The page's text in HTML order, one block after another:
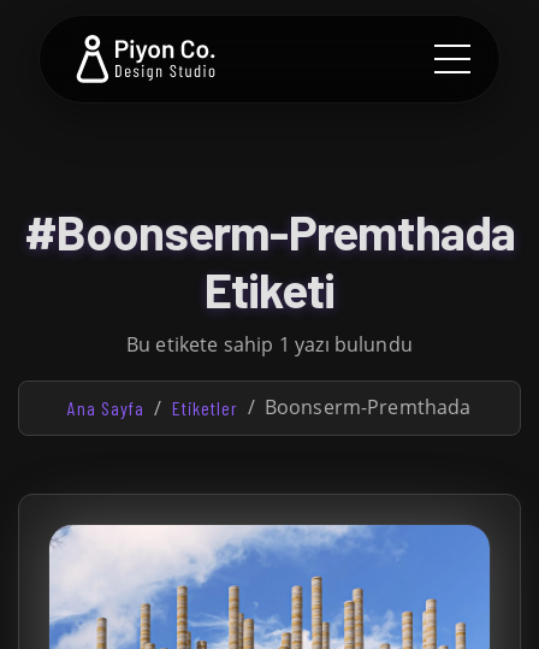
#Boonserm-Premthada
Etiketi
Bu etikete sahip 1 yazı bulundu
Ana Sayfa Etiketler Boonserm-Premthada